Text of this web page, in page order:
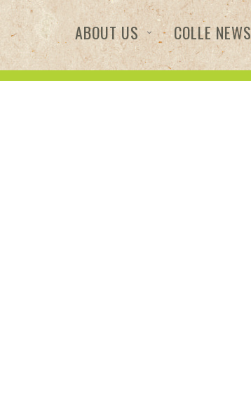
ABOUT US COLLE NEWS